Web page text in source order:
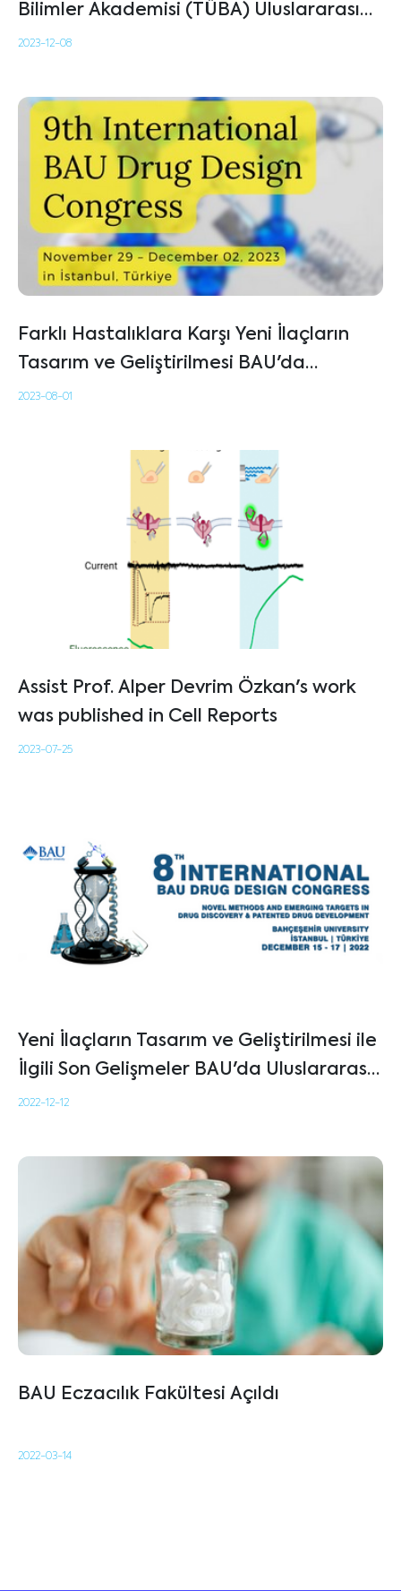
Bilimler Akademisi (TÜBA) Uluslararası
Akademi Ödülünü Aldı!
2023-12-08
Farklı Hastalıklara Karşı Yeni İlaçların
Tasarım ve Geliştirilmesi BAU'da
Uluslararası Kongrede Tartışılacak
2023-08-01
Assist Prof. Alper Devrim Özkan's work
was published in Cell Reports
2023-07-25
Yeni İlaçların Tasarım ve Geliştirilmesi ile
İlgili Son Gelişmeler BAU'da Uluslararası
Kongrede Tartışıldı
2022-12-12
BAU Eczacılık Fakültesi Açıldı
2022-03-14